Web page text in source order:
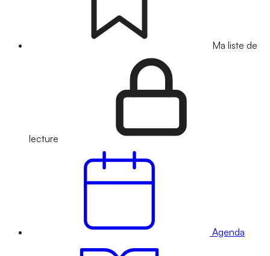
Ma liste de
lecture
Agenda